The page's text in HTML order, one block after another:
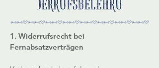
1. Widerrufsrecht bei
Fernabsatzverträgen